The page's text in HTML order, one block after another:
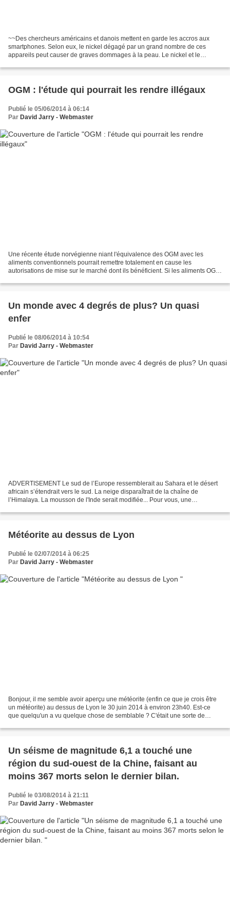
~~Des chercheurs américains et danois mettent en garde les accros aux
smartphones. Selon eux, le nickel dégagé par un grand nombre de ces
appareils peut causer de graves dommages à la peau. Le nickel et le
OGM : l'étude qui pourrait les rendre illégaux
Publié le 05/06/2014 à 06:14
Par David Jarry - Webmaster
Une récente étude norvégienne niant l'équivalence des OGM avec les
aliments conventionnels pourrait remettre totalement en cause les
autorisations de mise sur le marché dont ils bénéficient. Si les aliments OGM
Un monde avec 4 degrés de plus? Un quasi
enfer
Publié le 08/06/2014 à 10:54
Par David Jarry - Webmaster
ADVERTISEMENT Le sud de l’Europe ressemblerait au Sahara et le désert
africain s’étendrait vers le sud. La neige disparaîtrait de la chaîne de
l’Himalaya. La mousson de l'Inde serait modifiée... Pour vous, une
Météorite au dessus de Lyon
Publié le 02/07/2014 à 06:25
Par David Jarry - Webmaster
Bonjour, il me semble avoir aperçu une météorite (enfin ce que je crois être
un météorite) au dessus de Lyon le 30 juin 2014 à environ 23h40. Est-ce
que quelqu'un a vu quelque chose de semblable ? C'était une sorte de
Un séisme de magnitude 6,1 a touché une
région du sud-ouest de la Chine, faisant au
moins 367 morts selon le dernier bilan.
Publié le 03/08/2014 à 21:11
Par David Jarry - Webmaster